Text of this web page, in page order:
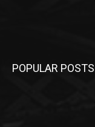
POPULAR POSTS